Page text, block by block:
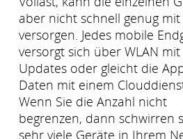
aber nicht schnell genug
versorgen. Jedes mobile
versorgt sich über WLAN mit
Updates oder gleicht die
Daten mit einem
Wenn Sie die Anzahl nicht
begrenzen, dann schwirren
sehr viele Geräte in Ihrem